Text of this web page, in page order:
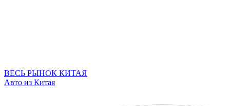
ВЕСЬ РЫНОК КИТАЯ
Авто из Китая